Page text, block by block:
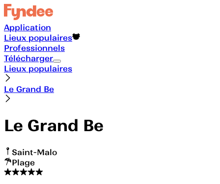
Application
Lieux populaires
Professionnels
Télécharger
Lieux populaires
Le Grand Be
Le Grand Be
Saint-Malo
Plage